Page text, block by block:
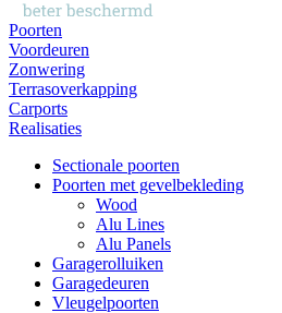
Poorten
Voordeuren
Zonwering
Terrasoverkapping
Carports
Realisaties
Sectionale poorten
Poorten met gevelbekleding
Wood
Alu Lines
Alu Panels
Garagerolluiken
Garagedeuren
Vleugelpoorten